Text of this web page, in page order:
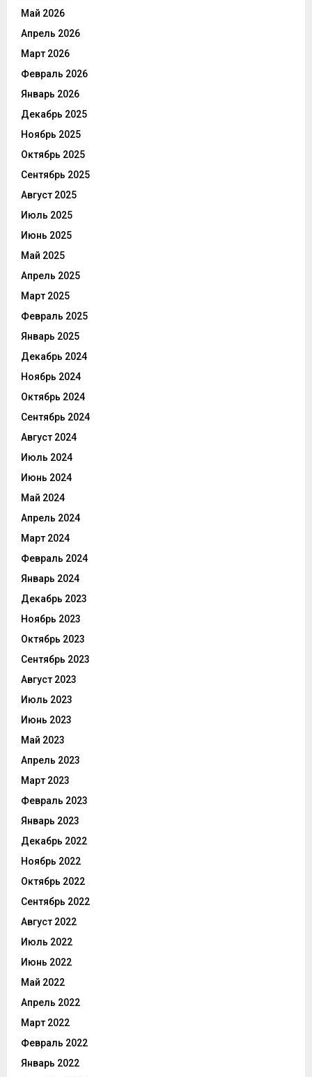
Май 2026
Апрель 2026
Март 2026
Февраль 2026
Январь 2026
Декабрь 2025
Ноябрь 2025
Октябрь 2025
Сентябрь 2025
Август 2025
Июль 2025
Июнь 2025
Май 2025
Апрель 2025
Март 2025
Февраль 2025
Январь 2025
Декабрь 2024
Ноябрь 2024
Октябрь 2024
Сентябрь 2024
Август 2024
Июль 2024
Июнь 2024
Май 2024
Апрель 2024
Март 2024
Февраль 2024
Январь 2024
Декабрь 2023
Ноябрь 2023
Октябрь 2023
Сентябрь 2023
Август 2023
Июль 2023
Июнь 2023
Май 2023
Апрель 2023
Март 2023
Февраль 2023
Январь 2023
Декабрь 2022
Ноябрь 2022
Октябрь 2022
Сентябрь 2022
Август 2022
Июль 2022
Июнь 2022
Май 2022
Апрель 2022
Март 2022
Февраль 2022
Январь 2022